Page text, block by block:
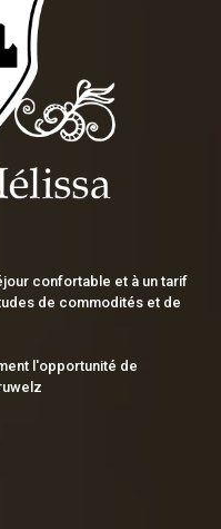
confortable et à un tarif
de commodités et de
l'opportunité de